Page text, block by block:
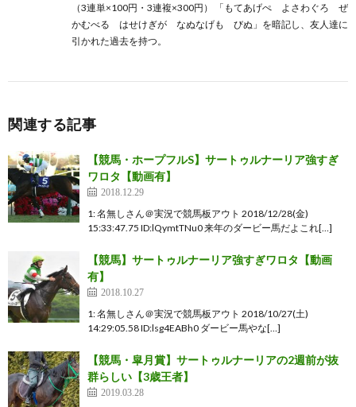
（3連単×100円・3連複×300円） 「もてあげぺ よさわぐろ ぜ
かむべる はせけぎが なぬなげも びぬ」を暗記し、友人達に
引かれた過去を持つ。
関連する記事
【競馬・ホープフルS】サートゥルナーリア強すぎ
ワロタ【動画有】
2018.12.29
1: 名無しさん＠実況で競馬板アウト 2018/12/28(金)
15:33:47.75 ID:lQymtTNu0 来年のダービー馬だよこれ[…]
【競馬】サートゥルナーリア強すぎワロタ【動画
有】
2018.10.27
1: 名無しさん＠実況で競馬板アウト 2018/10/27(土)
14:29:05.58 ID:lsg4EABh0 ダービー馬やな[…]
【競馬・皐月賞】サートゥルナーリアの2週前が抜
群らしい【3歳王者】
2019.03.28